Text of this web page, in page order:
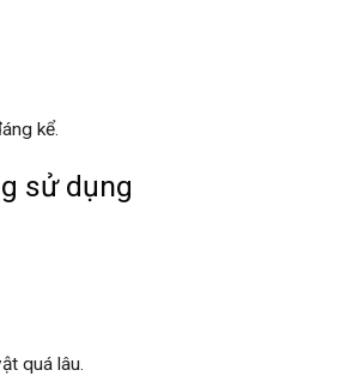
kể.
sử dụng
quá lâu.